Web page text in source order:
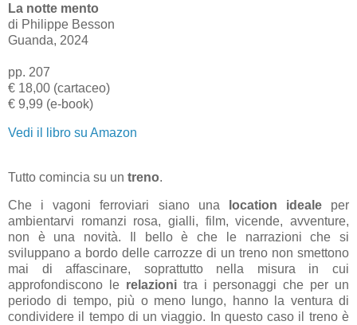
La notte mento
di Philippe Besson
Guanda, 2024
pp. 207
€ 18,00 (cartaceo)
€ 9,99 (e-book)
Vedi il libro su Amazon
Tutto comincia su un treno.
Che i vagoni ferroviari siano una location idealeper
ambientarvi romanzi rosa, gialli, film, vicende, avventure,
non è una novità. Il bello è che le narrazioni che si
sviluppano a bordo delle carrozze di un treno non smettono
mai di affascinare, soprattutto nella misura in cui
approfondiscono le relazioni tra i personaggi che per un
periodo di tempo, più o meno lungo, hanno la ventura di
condividere il tempo di un viaggio. In questo caso il treno è